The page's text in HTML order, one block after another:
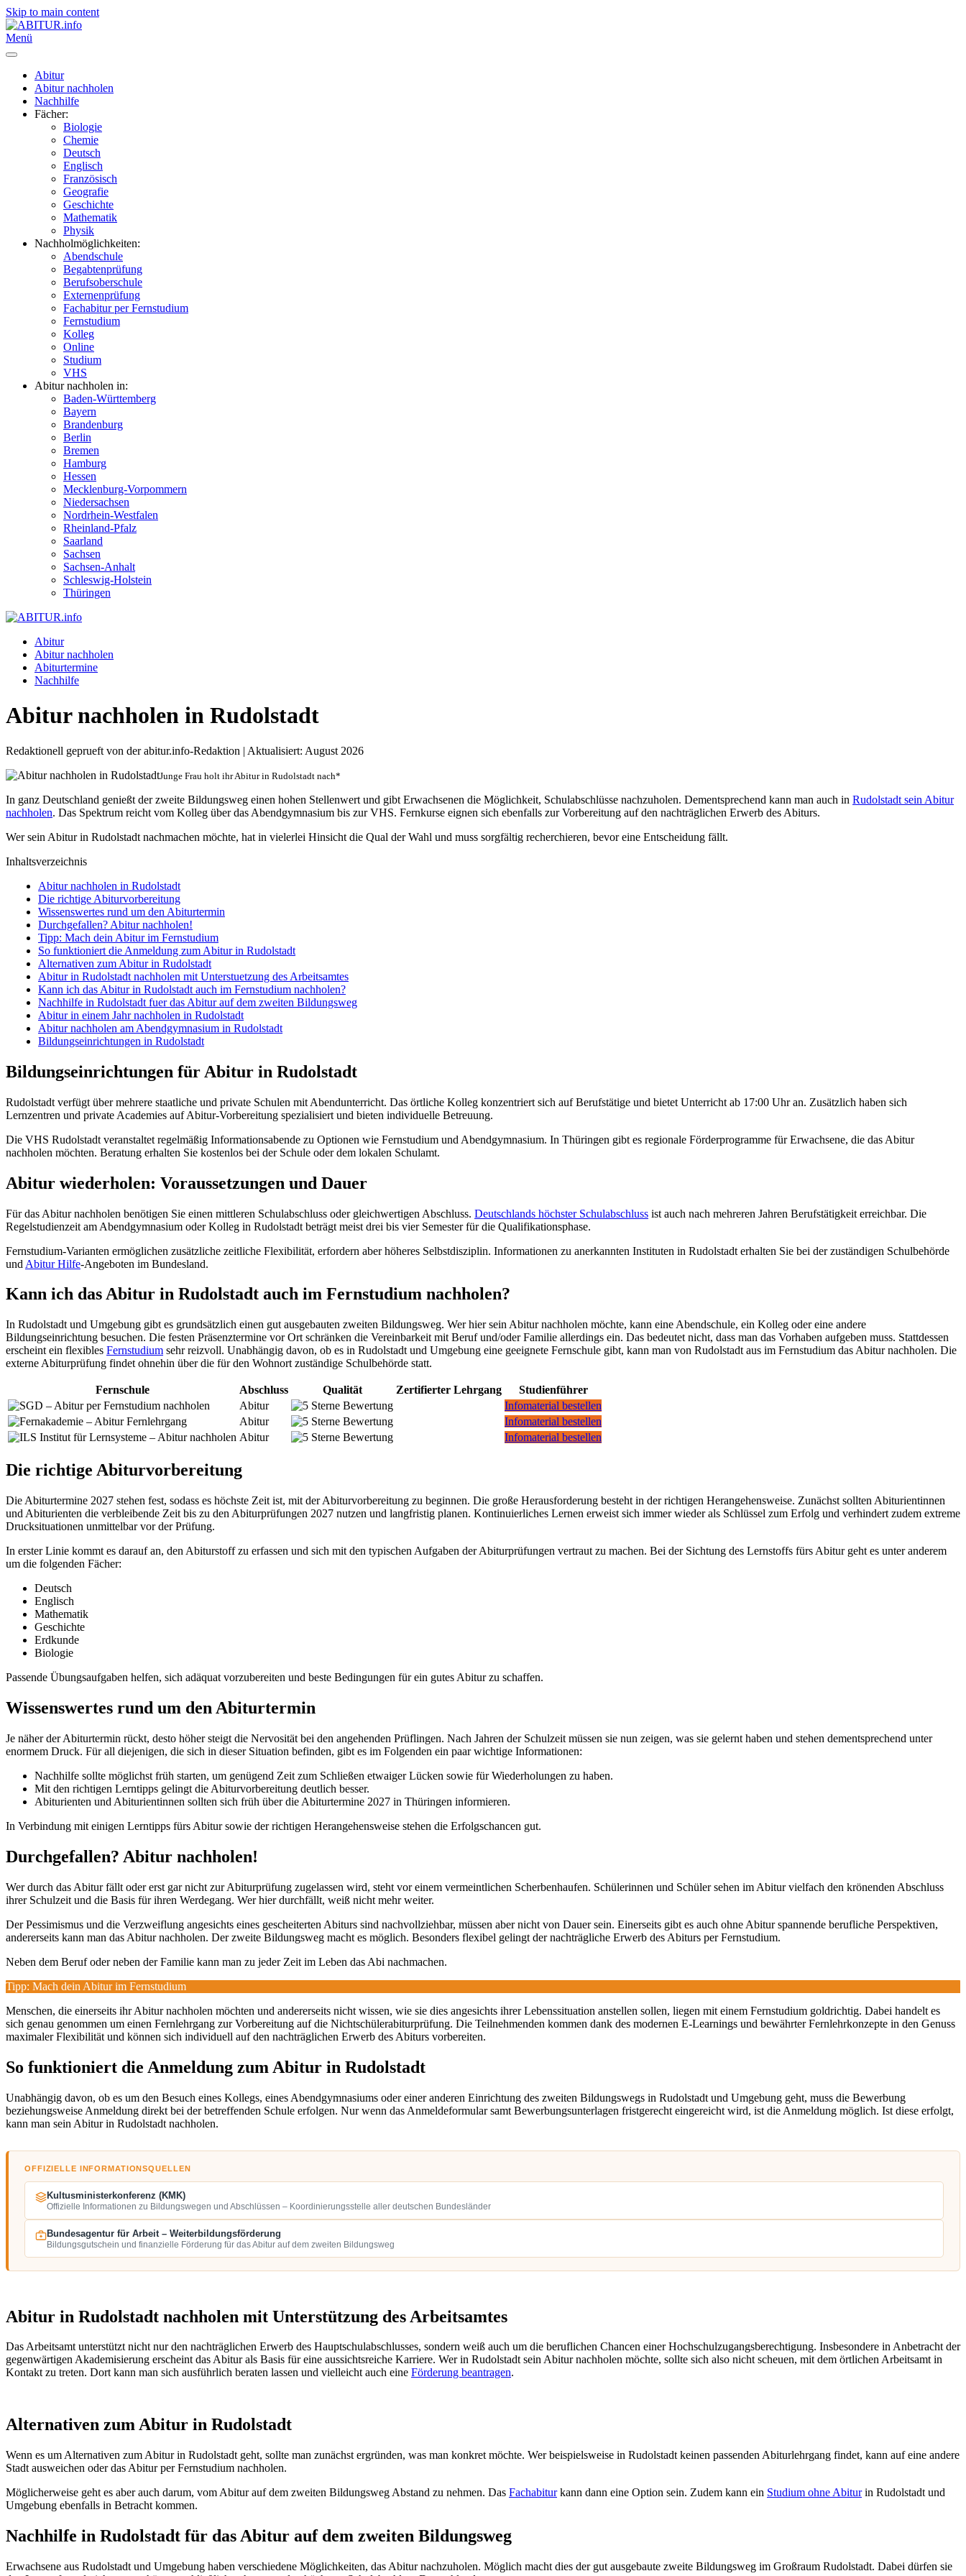
Skip to main content
Menü
Abitur
Abitur nachholen
Nachhilfe
Fächer:
Biologie
Chemie
Deutsch
Englisch
Französisch
Geografie
Geschichte
Mathematik
Physik
Nachholmöglichkeiten:
Abendschule
Begabtenprüfung
Berufsoberschule
Externenprüfung
Fachabitur per Fernstudium
Fernstudium
Kolleg
Online
Studium
VHS
Abitur nachholen in:
Baden-Württemberg
Bayern
Brandenburg
Berlin
Bremen
Hamburg
Hessen
Mecklenburg-Vorpommern
Niedersachsen
Nordrhein-Westfalen
Rheinland-Pfalz
Saarland
Sachsen
Sachsen-Anhalt
Schleswig-Holstein
Thüringen
Abitur
Abitur nachholen
Abiturtermine
Nachhilfe
Abitur nachholen in Rudolstadt
Redaktionell geprueft von der abitur.info-Redaktion | Aktualisiert: August 2026
Junge Frau holt ihr Abitur in Rudolstadt nach*
In ganz Deutschland genießt der zweite Bildungsweg einen hohen Stellenwert und gibt Erwachsenen die Möglichkeit, Schulabschlüsse nachzuholen. Dementsprechend kann man auch in Rudolstadt sein Abitur
nachholen. Das Spektrum reicht vom Kolleg über das Abendgymnasium bis zur VHS. Fernkurse eignen sich ebenfalls zur Vorbereitung auf den nachträglichen Erwerb des Abiturs.
Wer sein Abitur in Rudolstadt nachmachen möchte, hat in vielerlei Hinsicht die Qual der Wahl und muss sorgfältig recherchieren, bevor eine Entscheidung fällt.
Inhaltsverzeichnis
Abitur nachholen in Rudolstadt
Die richtige Abiturvorbereitung
Wissenswertes rund um den Abiturtermin
Durchgefallen? Abitur nachholen!
Tipp: Mach dein Abitur im Fernstudium
So funktioniert die Anmeldung zum Abitur in Rudolstadt
Alternativen zum Abitur in Rudolstadt
Abitur in Rudolstadt nachholen mit Unterstuetzung des Arbeitsamtes
Kann ich das Abitur in Rudolstadt auch im Fernstudium nachholen?
Nachhilfe in Rudolstadt fuer das Abitur auf dem zweiten Bildungsweg
Abitur in einem Jahr nachholen in Rudolstadt
Abitur nachholen am Abendgymnasium in Rudolstadt
Bildungseinrichtungen in Rudolstadt
Bildungseinrichtungen für Abitur in Rudolstadt
Rudolstadt verfügt über mehrere staatliche und private Schulen mit Abendunterricht. Das örtliche Kolleg konzentriert sich auf Berufstätige und bietet Unterricht ab 17:00 Uhr an. Zusätzlich haben sich
Lernzentren und private Academies auf Abitur-Vorbereitung spezialisiert und bieten individuelle Betreuung.
Die VHS Rudolstadt veranstaltet regelmäßig Informationsabende zu Optionen wie Fernstudium und Abendgymnasium. In Thüringen gibt es regionale Förderprogramme für Erwachsene, die das Abitur
nachholen möchten. Beratung erhalten Sie kostenlos bei der Schule oder dem lokalen Schulamt.
Abitur wiederholen: Voraussetzungen und Dauer
Für das Abitur nachholen benötigen Sie einen mittleren Schulabschluss oder gleichwertigen Abschluss. Deutschlands höchster Schulabschluss ist auch nach mehreren Jahren Berufstätigkeit erreichbar. Die
Regelstudienzeit am Abendgymnasium oder Kolleg in Rudolstadt beträgt meist drei bis vier Semester für die Qualifikationsphase.
Fernstudium-Varianten ermöglichen zusätzliche zeitliche Flexibilität, erfordern aber höheres Selbstdisziplin. Informationen zu anerkannten Instituten in Rudolstadt erhalten Sie bei der zuständigen Schulbehörde
und Abitur Hilfe-Angeboten im Bundesland.
Kann ich das Abitur in Rudolstadt auch im Fernstudium nachholen?
In Rudolstadt und Umgebung gibt es grundsätzlich einen gut ausgebauten zweiten Bildungsweg. Wer hier sein Abitur nachholen möchte, kann eine Abendschule, ein Kolleg oder eine andere
Bildungseinrichtung besuchen. Die festen Präsenztermine vor Ort schränken die Vereinbarkeit mit Beruf und/oder Familie allerdings ein. Das bedeutet nicht, dass man das Vorhaben aufgeben muss. Stattdessen
erscheint ein flexibles Fernstudium sehr reizvoll. Unabhängig davon, ob es in Rudolstadt und Umgebung eine geeignete Fernschule gibt, kann man von Rudolstadt aus im Fernstudium das Abitur nachholen. Die
externe Abiturprüfung findet ohnehin über die für den Wohnort zuständige Schulbehörde statt.
Fernschule Abschluss Qualität Zertifierter Lehrgang
Studienführer
Abitur
Infomaterial bestellen
Abitur
Infomaterial bestellen
Abitur
Infomaterial bestellen
Die richtige Abiturvorbereitung
Die Abiturtermine 2027 stehen fest, sodass es höchste Zeit ist, mit der Abiturvorbereitung zu beginnen. Die große Herausforderung besteht in der richtigen Herangehensweise. Zunächst sollten Abiturientinnen
und Abiturienten die verbleibende Zeit bis zu den Abiturprüfungen 2027 nutzen und langfristig planen. Kontinuierliches Lernen erweist sich immer wieder als Schlüssel zum Erfolg und verhindert zudem extreme
Drucksituationen unmittelbar vor der Prüfung.
In erster Linie kommt es darauf an, den Abiturstoff zu erfassen und sich mit den typischen Aufgaben der Abiturprüfungen vertraut zu machen. Bei der Sichtung des Lernstoffs fürs Abitur geht es unter anderem
um die folgenden Fächer:
Deutsch
Englisch
Mathematik
Geschichte
Erdkunde
Biologie
Passende Übungsaufgaben helfen, sich adäquat vorzubereiten und beste Bedingungen für ein gutes Abitur zu schaffen.
Wissenswertes rund um den Abiturtermin
Je näher der Abiturtermin rückt, desto höher steigt die Nervosität bei den angehenden Prüflingen. Nach Jahren der Schulzeit müssen sie nun zeigen, was sie gelernt haben und stehen dementsprechend unter
enormem Druck. Für all diejenigen, die sich in dieser Situation befinden, gibt es im Folgenden ein paar wichtige Informationen:
Nachhilfe sollte möglichst früh starten, um genügend Zeit zum Schließen etwaiger Lücken sowie für Wiederholungen zu haben.
Mit den richtigen Lerntipps gelingt die Abiturvorbereitung deutlich besser.
Abiturienten und Abiturientinnen sollten sich früh über die Abiturtermine 2027 in Thüringen informieren.
In Verbindung mit einigen Lerntipps fürs Abitur sowie der richtigen Herangehensweise stehen die Erfolgschancen gut.
Durchgefallen? Abitur nachholen!
Wer durch das Abitur fällt oder erst gar nicht zur Abiturprüfung zugelassen wird, steht vor einem vermeintlichen Scherbenhaufen. Schülerinnen und Schüler sehen im Abitur vielfach den krönenden Abschluss
ihrer Schulzeit und die Basis für ihren Werdegang. Wer hier durchfällt, weiß nicht mehr weiter.
Der Pessimismus und die Verzweiflung angesichts eines gescheiterten Abiturs sind nachvollziehbar, müssen aber nicht von Dauer sein. Einerseits gibt es auch ohne Abitur spannende berufliche Perspektiven,
andererseits kann man das Abitur nachholen. Der zweite Bildungsweg macht es möglich. Besonders flexibel gelingt der nachträgliche Erwerb des Abiturs per Fernstudium.
Neben dem Beruf oder neben der Familie kann man zu jeder Zeit im Leben das Abi nachmachen.
Tipp: Mach dein Abitur im Fernstudium
Menschen, die einerseits ihr Abitur nachholen möchten und andererseits nicht wissen, wie sie dies angesichts ihrer Lebenssituation anstellen sollen, liegen mit einem Fernstudium goldrichtig. Dabei handelt es
sich genau genommen um einen Fernlehrgang zur Vorbereitung auf die Nichtschülerabiturprüfung. Die Teilnehmenden kommen dank des modernen E-Learnings und bewährter Fernlehrkonzepte in den Genuss
maximaler Flexibilität und können sich individuell auf den nachträglichen Erwerb des Abiturs vorbereiten.
So funktioniert die Anmeldung zum Abitur in Rudolstadt
Unabhängig davon, ob es um den Besuch eines Kollegs, eines Abendgymnasiums oder einer anderen Einrichtung des zweiten Bildungswegs in Rudolstadt und Umgebung geht, muss die Bewerbung
beziehungsweise Anmeldung direkt bei der betreffenden Schule erfolgen. Nur wenn das Anmeldeformular samt Bewerbungsunterlagen fristgerecht eingereicht wird, ist die Anmeldung möglich. Ist diese erfolgt,
kann man sein Abitur in Rudolstadt nachholen.
OFFIZIELLE INFORMATIONSQUELLEN
Kultusministerkonferenz (KMK)
Offizielle Informationen zu Bildungswegen und Abschlüssen – Koordinierungsstelle aller deutschen Bundesländer
Bundesagentur für Arbeit – Weiterbildungsförderung
Bildungsgutschein und finanzielle Förderung für das Abitur auf dem zweiten Bildungsweg
Abitur in Rudolstadt nachholen mit Unterstützung des Arbeitsamtes
Das Arbeitsamt unterstützt nicht nur den nachträglichen Erwerb des Hauptschulabschlusses, sondern weiß auch um die beruflichen Chancen einer Hochschulzugangsberechtigung. Insbesondere in Anbetracht der
gegenwärtigen Akademisierung erscheint das Abitur als Basis für eine aussichtsreiche Karriere. Wer in Rudolstadt sein Abitur nachholen möchte, sollte sich also nicht scheuen, mit dem örtlichen Arbeitsamt in
Kontakt zu treten. Dort kann man sich ausführlich beraten lassen und vielleicht auch eine Förderung beantragen.
Alternativen zum Abitur in Rudolstadt
Wenn es um Alternativen zum Abitur in Rudolstadt geht, sollte man zunächst ergründen, was man konkret möchte. Wer beispielsweise in Rudolstadt keinen passenden Abiturlehrgang findet, kann auf eine andere
Stadt ausweichen oder das Abitur per Fernstudium nachholen.
Möglicherweise geht es aber auch darum, vom Abitur auf dem zweiten Bildungsweg Abstand zu nehmen. Das Fachabiturkann dann eine Option sein. Zudem kann ein Studium ohne Abiturin Rudolstadt und
Umgebung ebenfalls in Betracht kommen.
Nachhilfe in Rudolstadt für das Abitur auf dem zweiten Bildungsweg
Erwachsene aus Rudolstadt und Umgebung haben verschiedene Möglichkeiten, das Abitur nachzuholen. Möglich macht dies der gut ausgebaute zweite Bildungsweg im Großraum Rudolstadt. Dabei dürfen sie